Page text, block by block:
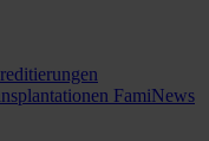
FamiNews